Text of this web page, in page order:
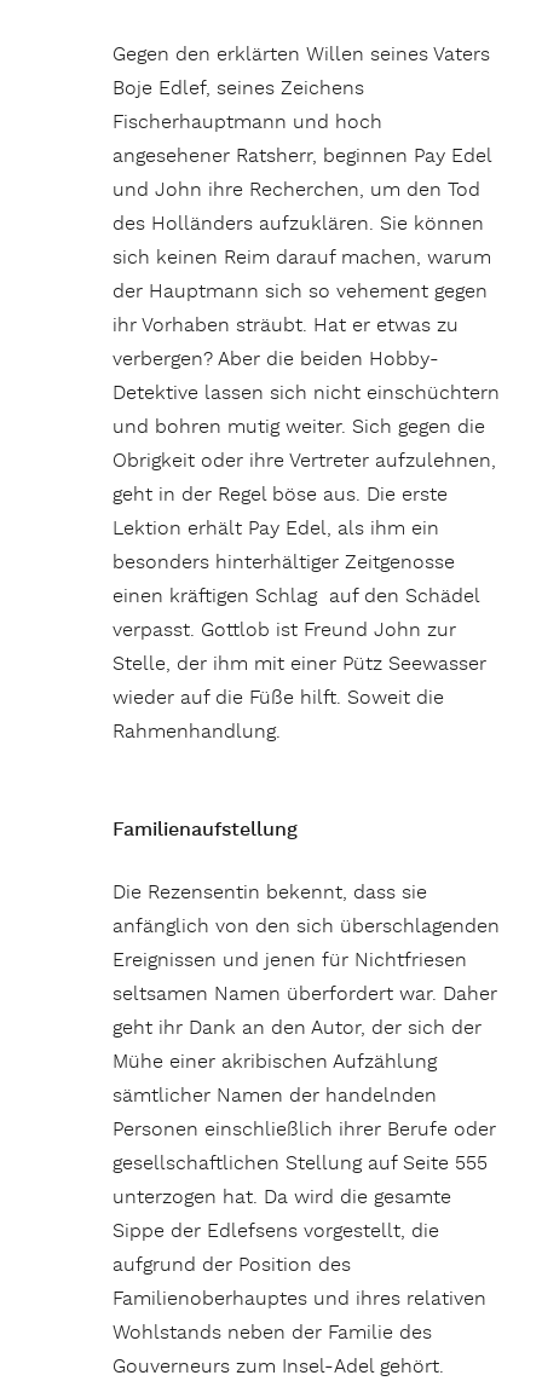
Gegen den erklärten Willen seines Vaters
Boje Edlef, seines Zeichens
Fischerhauptmann und hoch
angesehener Ratsherr, beginnen Pay Edel
und John ihre Recherchen, um den Tod
des Holländers aufzuklären. Sie können
sich keinen Reim darauf machen, warum
der Hauptmann sich so vehement gegen
ihr Vorhaben sträubt. Hat er etwas zu
verbergen? Aber die beiden Hobby-
Detektive lassen sich nicht einschüchtern
und bohren mutig weiter. Sich gegen die
Obrigkeit oder ihre Vertreter aufzulehnen,
geht in der Regel böse aus. Die erste
Lektion erhält Pay Edel, als ihm ein
besonders hinterhältiger Zeitgenosse
einen kräftigen Schlag auf den Schädel
verpasst. Gottlob ist Freund John zur
Stelle, der ihm mit einer Pütz Seewasser
wieder auf die Füße hilft. Soweit die
Rahmenhandlung.
Familienaufstellung
Die Rezensentin bekennt, dass sie
anfänglich von den sich überschlagenden
Ereignissen und jenen für Nichtfriesen
seltsamen Namen überfordert war. Daher
geht ihr Dank an den Autor, der sich der
Mühe einer akribischen Aufzählung
sämtlicher Namen der handelnden
Personen einschließlich ihrer Berufe oder
gesellschaftlichen Stellung auf Seite 555
unterzogen hat. Da wird die gesamte
Sippe der Edlefsens vorgestellt, die
aufgrund der Position des
Familienoberhauptes und ihres relativen
Wohlstands neben der Familie des
Gouverneurs zum Insel-Adel gehört.